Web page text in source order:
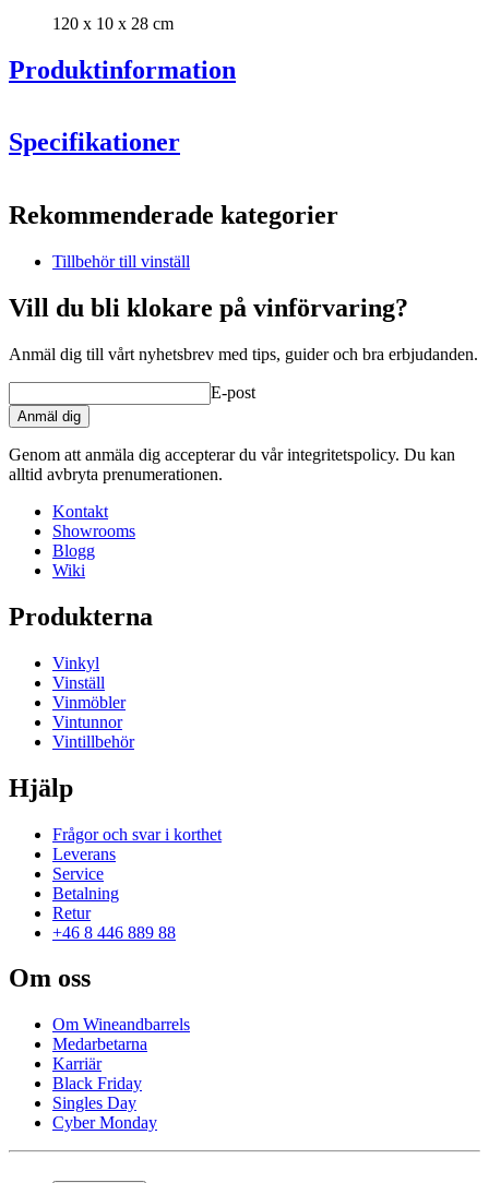
120 x 10 x 28 cm
Produktinformation
Med vårt onlineverktyg för inredningkan du själv enkelt
inreda din nya vinkällare eller vinrum.
Verktyget är mycket lätt och enkelt att använda. Allt sker
din dator.
att du har flash installerad.
Specifikationer
ProduktnummerS402
Allmänt
PlaceringGolv
Tillverkare Caverack
Modulärtrue
LeveransOmonterad
Mått (BxHxD cm)
Höjd (cm)10
Bredd (cm)120
Vikt (kg)
Rekommenderade kategorier
Tillbehör till vinställ
Vill du bli klokare på vinförvaring?
Anmäl dig till vårt nyhetsbrev med tips, guider och bra erbjudanden.
E-post
Anmäl dig
Genom att anmäla dig accepterar du vår integritetspolicy. Du kan
alltid avbryta prenumerationen.
Kontakt
Showrooms
Blogg
Wiki
Produkterna
Vinkyl
Vinställ
Vinmöbler
Vintunnor
Vintillbehör
Hjälp
Frågor och svar i korthet
Leverans
Service
Betalning
Retur
+46 8 446 889 88
Om oss
Om Wineandbarrels
Medarbetarna
Karriär
Black Friday
Singles Day
Cyber Monday